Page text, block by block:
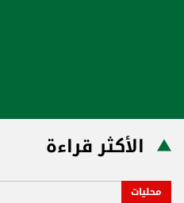
الأكثر قراءة
محليات